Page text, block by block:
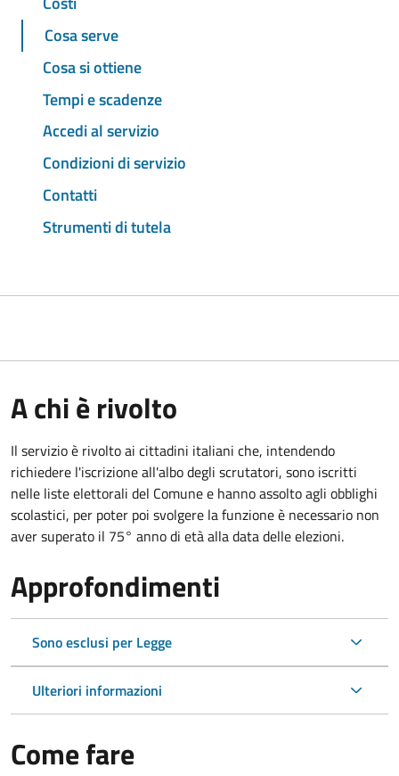
Cosa serve
Cosa si ottiene
Tempi e scadenze
Accedi al servizio
Condizioni di servizio
Contatti
Strumenti di tutela
A chi è rivolto
Il servizio è rivolto ai cittadini italiani che, intendendo
richiedere l'iscrizione all'albo degli scrutatori, sono iscritti
nelle liste elettorali del Comune e hanno assolto agli obblighi
scolastici, per poter poi svolgere la funzione è necessario non
aver superato il 75° anno di età alla data delle elezioni.
Approfondimenti
Sono esclusi per Legge
Ulteriori informazioni
Come fare